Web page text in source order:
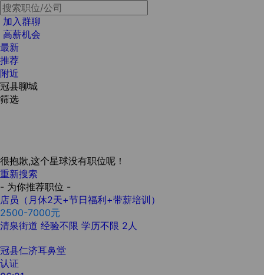
加入群聊
高薪机会
最新
推荐
附近
冠县聊城
筛选
很抱歉,这个星球没有职位呢！
重新搜索
- 为你推荐职位 -
店员（月休2天+节日福利+带薪培训）
2500-7000元
清泉街道 经验不限 学历不限 2人
冠县仁济耳鼻堂
认证